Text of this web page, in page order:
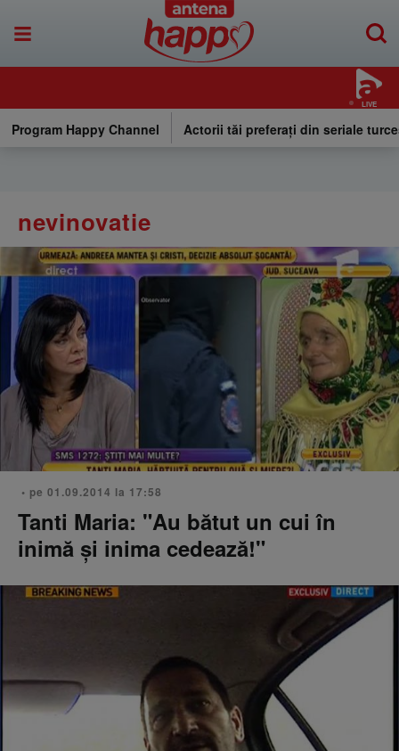
LIVE
Program Happy Channel Actorii tăi preferați din seriale
nevinovatie
• pe 01.09.2014 la 17:58
Tanti Maria: "Au bătut un cui în
inimă și inima cedează!"